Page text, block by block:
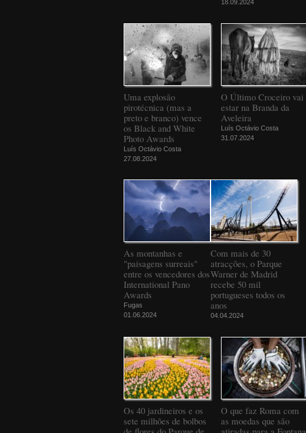
18.09.2024
Uma explosão
pirotécnica (mas a
preto e branco) vence
os Black and White
Photo Awards
Luís Octávio Costa
27.08.2024
O Último Croceiro vai
estar na Branda da
Aveleira
Luís Octávio Costa
31.07.2024
As montanhas e
"paisagens surreais"
entre os vencedores dos
International Pano
Awards
Fugas
01.06.2024
Com mais de 30
atracções, o Parque
Warner de Madrid
recebe 50 mil
portugueses todos os
anos
04.04.2024
Os 40 jardineiros e os
sete milhões de bolbos
O que faz Roma com
as moedas que são